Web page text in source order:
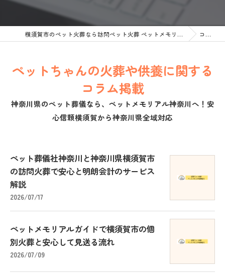
横須賀市のペット火葬なら訪問ペット火葬 ペットメモリアル神奈川 コラム
ペットちゃんの火葬や供養に関する
コラム掲載
神奈川県のペット葬儀なら、ペットメモリアル神奈川へ！安
心信頼横須賀から神奈川県全域対応
ペット葬儀社神奈川と神奈川県横須賀市
の訪問火葬で安心と明朗会計のサービス
解説
2026/07/17
ペットメモリアルガイドで横須賀市の個
別火葬と安心して見送る流れ
2026/07/09